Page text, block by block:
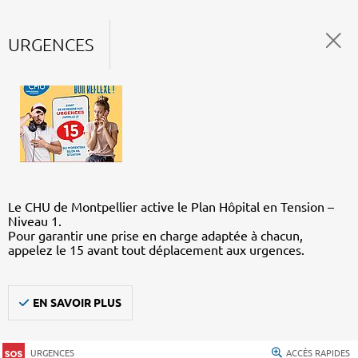
URGENCES
Le CHU de Montpellier active le Plan Hôpital en Tension –
Niveau 1.
Pour garantir une prise en charge adaptée à chacun,
appelez le 15 avant tout déplacement aux urgences.
EN SAVOIR PLUS
URGENCES ACCÈS RAPIDES